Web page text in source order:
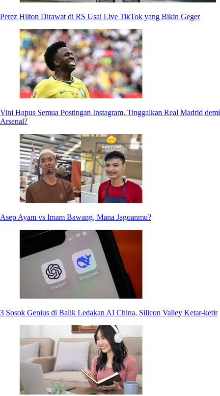
Perez Hilton Dirawat di RS Usai Live TikTok yang Bikin Geger
Vini Hapus Semua Postingan Instagram, Tinggalkan Real Madrid demi
Arsenal?
Asep Ayam vs Imam Bawang, Mana Jagoanmu?
3 Sosok Genius di Balik Ledakan AI China, Silicon Valley Ketar-ketir